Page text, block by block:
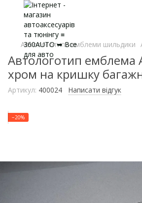
Автологотипи емблеми шильдики
Автологотип емблема
хром на кришку
Артикул: 400024 Написати відгук
−20%